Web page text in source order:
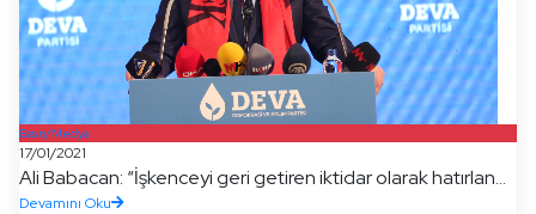
Basın/Medya
17/01/2021
Ali Babacan: “İşkenceyi geri getiren iktidar olarak hatırlan...
Devamını Oku